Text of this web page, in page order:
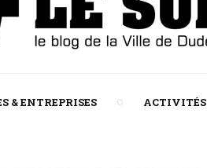
& ENTREPRISES ACTIVITÉS